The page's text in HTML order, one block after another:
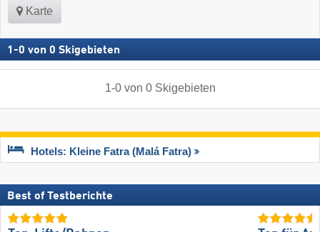
Karte
1 -0 von 0 Skigebieten
1-0von 0 Skigebieten
Hotels: Kleine Fatra (Malá Fatra)
Best of Testberichte